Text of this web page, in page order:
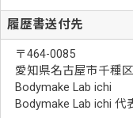
履歴書送付先
〒464-0085
愛知県名古屋市千種
Bodymake Lab ichi
Bodymake Lab ichi 代